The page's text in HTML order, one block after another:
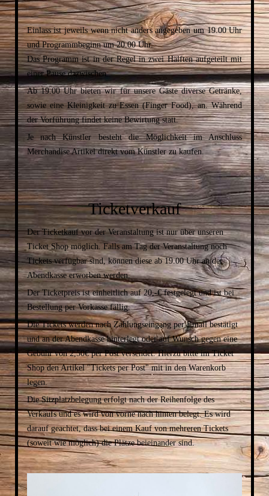
Einlass ist jeweils wenn nicht anders angegeben um 19.00 Uhr
und Programmbeginn um 20.00 Uhr.
Das Programm ist in der Regel in zwei Hälften aufgeteilt mit
einer Pause dazwischen.
Ab 19.00 Uhr bieten wir für unsere Gäste diverse Getränke,
sowie eine Kleinigkeit zu Essen (Finger Food), an. Während
der Vorführung findet keine Bewirtung statt.
Je nach Künstler besteht die Möglichkeit im Anschluss
Merchandise Artikel direkt vom Künstler zu kaufen.
Ticketverkauf
Der Ticketkauf vor der Veranstaltung ist nur über unseren
Ticket Shop möglich. Falls am Tag der Veranstaltung noch
Tickets verfügbar sind, können diese ab 19.00 Uhr an der
Abendkasse erworben werden.
Der Ticketpreis ist einheitlich auf 20,-€ festgelegt und ist bei
Bestellung per Vorkasse fällig.
Die Tickets werden nach Zahlungseingang per Email bestätigt
und an der Abendkasse hinterlegt oder auf Wunsch gegen eine
Gebühr von 2,50€ per Post versendet. Hierzu bitte im Ticket
Shop den Artikel "Tickets per Post" mit in den Warenkorb
legen.
Die Sitzplatzbelegung erfolgt nach der Reihenfolge des
Verkaufs und es wird von vorne nach hinten belegt. Es wird
darauf geachtet, dass bei einem Kauf von mehreren Tickets
(soweit wie möglich) die Plätze beieinander sind.